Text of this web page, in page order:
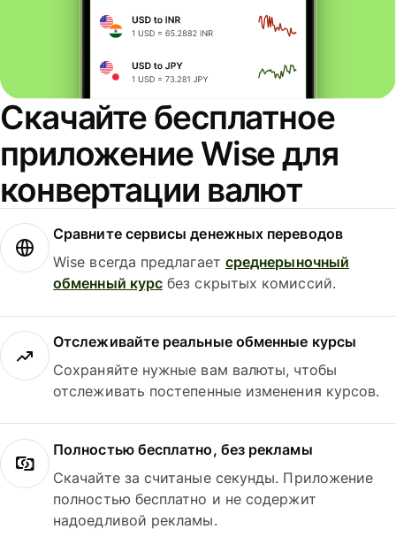
Скачайте бесплатное
приложение Wise для
конвертации валют
Сравните сервисы денежных переводов
Wise всегда предлагает среднерыночный
обменный курс без скрытых комиссий.
Отслеживайте реальные обменные курсы
Сохраняйте нужные вам валюты, чтобы
отслеживать постепенные изменения курсов.
Полностью бесплатно, без рекламы
Скачайте за считаные секунды. Приложение
полностью бесплатно и не содержит
надоедливой рекламы.